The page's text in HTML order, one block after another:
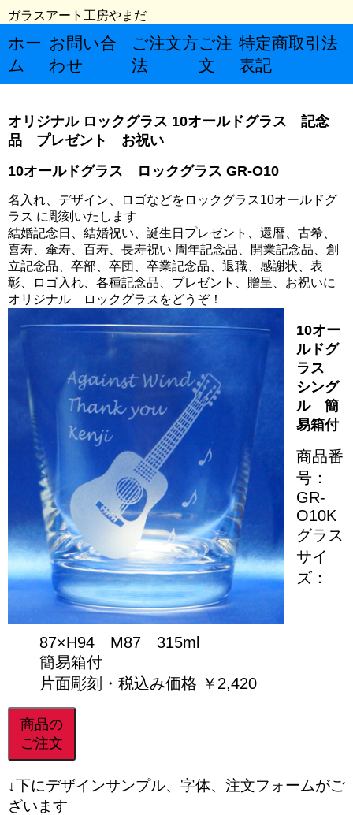
ガラスアート工房やまだ
ホー
ム
お問い合
わせ
ご注文方
法
ご注
文
特定商取引法
表記
オリジナル ロックグラス 10オールドグラス 記念
品 プレゼント お祝い
10オールドグラス ロックグラス GR-O10
名入れ、デザイン、ロゴなどをロックグラス10オールドグ
ラス に彫刻いたします
結婚記念日、結婚祝い、誕生日プレゼント、還暦、古希、
喜寿、傘寿、百寿、長寿祝い 周年記念品、開業記念品、創
立記念品、卒部、卒団、卒業記念品、退職、感謝状、表
彰、ロゴ入れ、各種記念品、プレゼント、贈呈、お祝いに
オリジナル ロックグラスをどうぞ！
10オー
ルドグ
ラス
シング
ル 簡
易箱付
商品番
号：
GR-
O10K
グラス
サイ
ズ：
87×H94 M87 315ml
簡易箱付
片面彫刻・税込み価格 ￥2,420
商品の
ご注文
↓下にデザインサンプル、字体、注文フォームがご
ざいます